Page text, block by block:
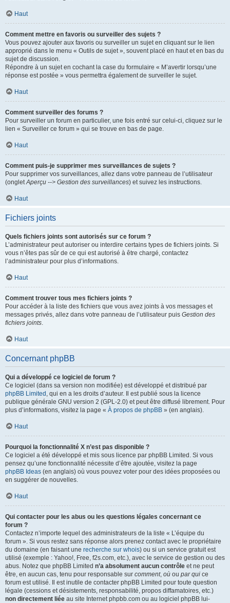
Haut
Comment mettre en favoris ou surveiller des sujets ?
Vous pouvez ajouter aux favoris ou surveiller un sujet en cliquant sur le lien
approprié dans le menu « Outils de sujet », souvent placé en haut et en bas du
sujet de discussion.
Répondre à un sujet en cochant la case du formulaire « M’avertir lorsqu’une
réponse est postée » vous permettra également de surveiller le sujet.
Haut
Comment surveiller des forums ?
Pour surveiller un forum en particulier, une fois entré sur celui-ci, cliquez sur le
lien « Surveiller ce forum » qui se trouve en bas de page.
Haut
Comment puis-je supprimer mes surveillances de sujets ?
Pour supprimer vos surveillances, allez dans votre panneau de l’utilisateur
(ongletAperçu --> Gestion des surveillances) et suivez les instructions.
Haut
Fichiers joints
Quels fichiers joints sont autorisés sur ce forum ?
L’administrateur peut autoriser ou interdire certains types de fichiers joints. Si
vous n’êtes pas sûr de ce qui est autorisé à être chargé, contactez
l’administrateur pour plus d’informations.
Haut
Comment trouver tous mes fichiers joints ?
Pour accéder à la liste des fichiers que vous avez joints à vos messages et
messages privés, allez dans votre panneau de l’utilisateur puis Gestion des
fichiers joints.
Haut
Concernant phpBB
Qui a développé ce logiciel de forum ?
Ce logiciel (dans sa version non modifiée) est développé et distribué par
phpBB Limited , qui en a les droits d’auteur. Il est publié sous la licence
publique générale GNU version 2 (GPL-2.0) et peut être diffusé librement. Pour
plus d’informations, visitez la page « À propos de phpBB » (en anglais).
Haut
Pourquoi la fonctionnalité X n’est pas disponible ?
Ce logiciel a été développé et mis sous licence par phpBB Limited. Si vous
pensez qu’une fonctionnalité nécessite d’être ajoutée, visitez la page
phpBB Ideas (en anglais) où vous pouvez voter pour des idées proposées ou
en suggérer de nouvelles.
Haut
Qui contacter pour les abus ou les questions légales concernant ce
forum ?
Contactez n’importe lequel des administrateurs de la liste « L’équipe du
forum ». Si vous restez sans réponse alors prenez contact avec le propriétaire
du domaine (en faisant une recherche sur whois) ou si un service gratuit est
utilisé (exemple : Yahoo!, Free, f2s.com, etc.), avec le service de gestion ou des
abus. Notez que phpBB Limited n’a absolument aucun contrôle et ne peut
être, en aucun cas, tenu pour responsable sur comment, où ou par qui ce
forum est utilisé. Il est inutile de contacter phpBB Limited pour toute question
légale (cessions et désistements, responsabilité, propos diffamatoires, etc.)
non directement liée au site Internet phpbb.com ou au logiciel phpBB lui-